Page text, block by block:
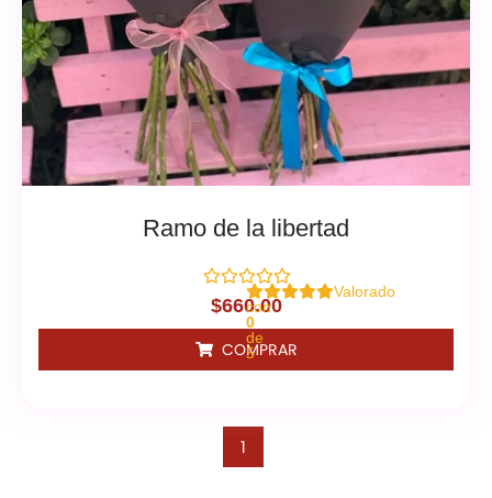
Ramo de la libertad
Valorado
con
0
de
5
$660.00
COMPRAR
1